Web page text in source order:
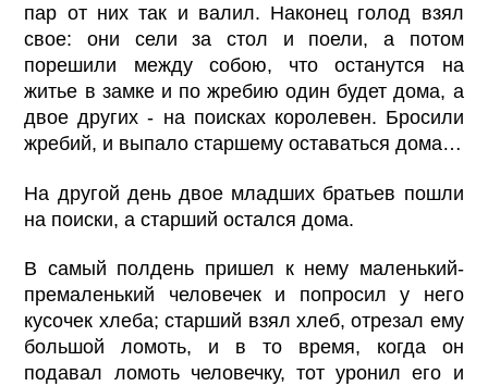
пар от них так и валил. Наконец голод взял
свое: они сели за стол и поели, а потом
порешили между собою, что останутся на
житье в замке и по жребию один будет дома, а
двое других - на поисках королевен. Бросили
жребий, и выпало старшему оставаться дома…
На другой день двое младших братьев пошли
на поиски, а старший остался дома.
В самый полдень пришел к нему маленький-
премаленький человечек и попросил у него
кусочек хлеба; старший взял хлеб, отрезал ему
большой ломоть, и в то время, когда он
подавал ломоть человечку, тот уронил его и